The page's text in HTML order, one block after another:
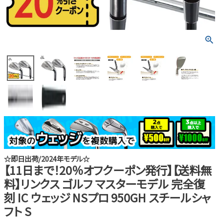
☆即日出荷/2024年モデル☆
【11日まで！20％オフクーポン発行】【送料無
料】リンクス ゴルフ マスターモデル 完全復
刻 IC ウェッジ NSプロ 950GH スチールシャ
フト S